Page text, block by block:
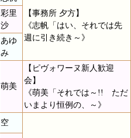
【事務所 夕方】
《志帆「はい、それでは先
週に引き続き～》
彩里
沙
あゆ
み
萌美
【ピヴォワーヌ新人歓迎
会】
《萌美「それでは～!! ただ
いまより恒例の、～》
空